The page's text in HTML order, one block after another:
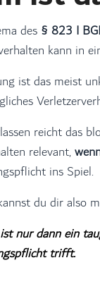
des § 823 I
kann in
ist das meist
reicht das
relevant,
ins Spiel.
du dir also
nur dann ein
trifft.